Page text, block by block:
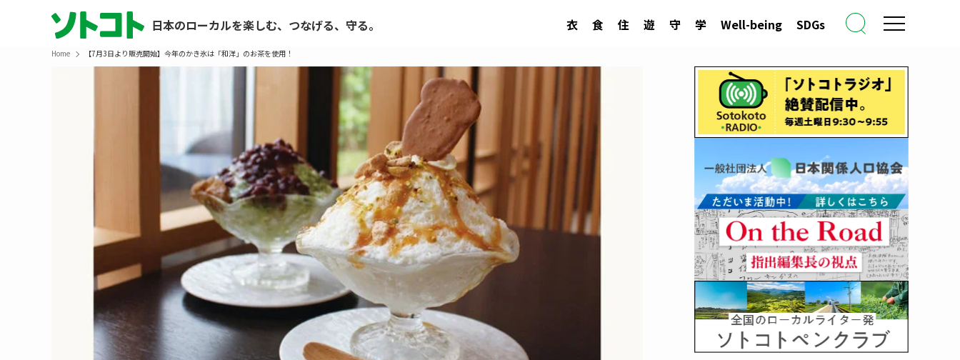
日本のローカルを楽しむ、つなげる、守る。 衣 食 住 遊 守 学 Well-being SDGs
Home 【7月3日より販売開始】今年のかき氷は「和洋」のお茶を使用！